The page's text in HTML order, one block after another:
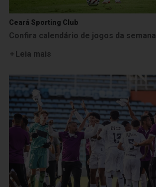
Ceará Sporting Club
Confira calendário de jogos da semana
Leia mais